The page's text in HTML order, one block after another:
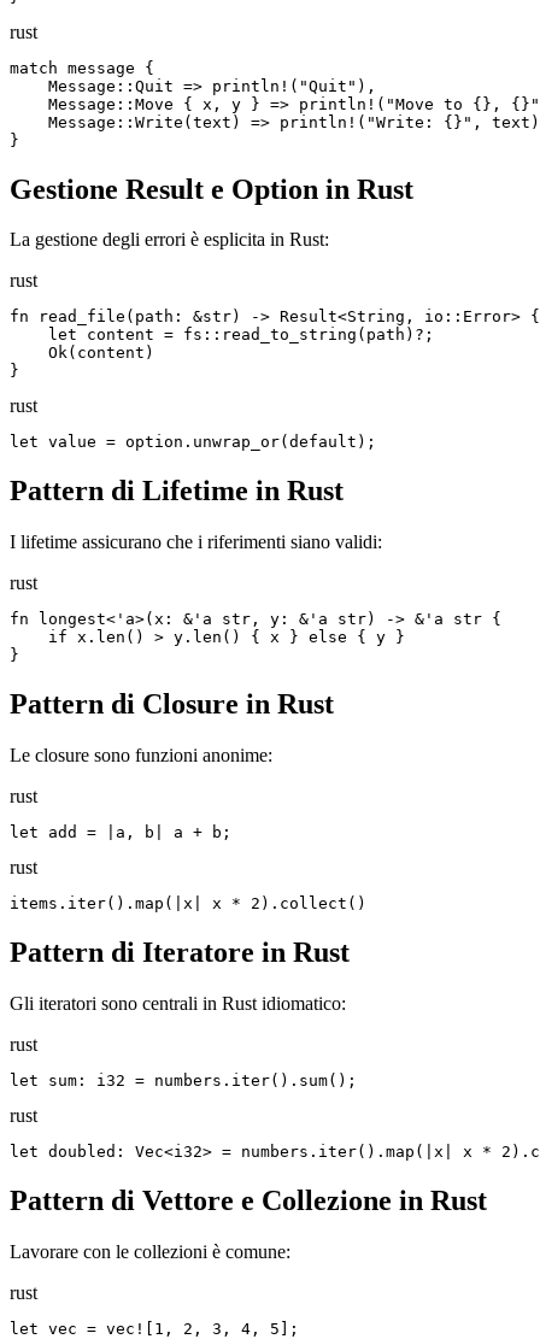
rust
match message {
    Message::Quit => println!("Quit"),
Message::Move { x, y } => println!("Move to {},
Message::Write(text) => println!("Write: {}",
}
Gestione Result e Option in Rust
La gestione degli errori è esplicita in Rust:
rust
fn read_file(path: &str) -> Result<String, io::Error> {
    let content = fs::read_to_string(path)?;
    Ok(content)
}
rust
let value = option.unwrap_or(default);
Pattern di Lifetime in Rust
I lifetime assicurano che i riferimenti siano validi:
rust
fn longest<'a>(x: &'a str, y: &'a str) -> &'a str {
    if x.len() > y.len() { x } else { y }
}
Pattern di Closure in Rust
Le closure sono funzioni anonime:
rust
let add = |a, b| a + b;
rust
items.iter().map(|x| x * 2).collect()
Pattern di Iteratore in Rust
Gli iteratori sono centrali in Rust idiomatico:
rust
let sum: i32 = numbers.iter().sum();
rust
let doubled: Vec<i32> = numbers.iter().map(|x| x *
Pattern di Vettore e Collezione in Rust
Lavorare con le collezioni è comune:
rust
let vec = vec![1, 2, 3, 4, 5];